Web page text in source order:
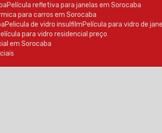
Película refletiva para janelas em Sorocaba
para carros em Sorocaba
Pelicula de vidro insulfilm
Película para vidro de
Película para vidro residencial preço
em Sorocaba